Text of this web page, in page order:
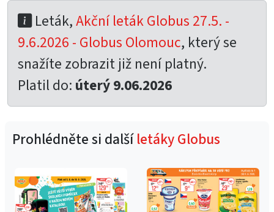
Leták,Akční leták Globus 27.5. -
9.6.2026 - Globus Olomouc, který se
snažíte zobrazit již není platný.
Platil do: úterý 9.06.2026
Prohlédněte si dalšíletáky Globus